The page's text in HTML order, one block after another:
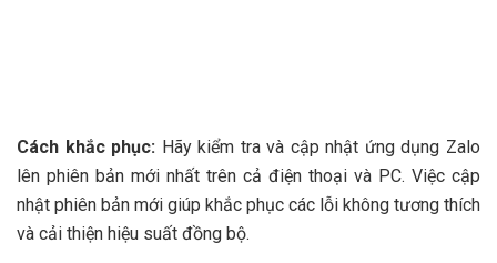
Cách khắc phục: Hãy kiểm tra và cập nhật ứng dụng Zalo
lên phiên bản mới nhất trên cả điện thoại và PC. Việc cập
nhật phiên bản mới giúp khắc phục các lỗi không tương thích
và cải thiện hiệu suất đồng bộ.